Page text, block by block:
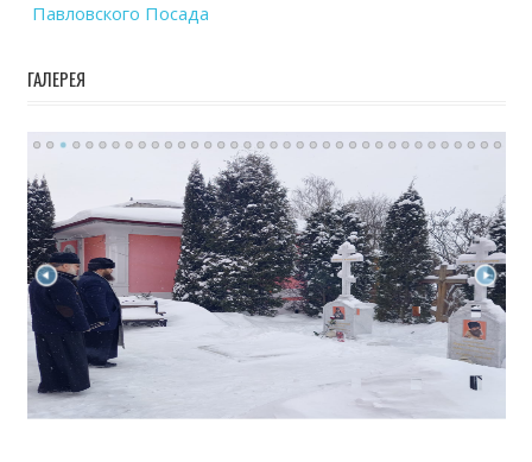
Павловского Посада
ГАЛЕРЕЯ